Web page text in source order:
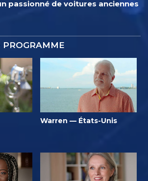
passionné de voitures anciennes
PROGRAMME
Warren — États-Unis